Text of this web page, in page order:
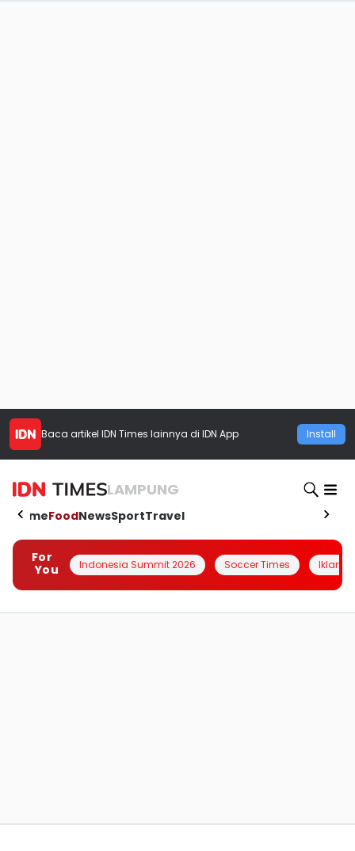
Baca artikel IDN Times lainnya di IDN App Install
LAMPUNG
HomeFoodNewsSportTravel
For
You
Indonesia Summit 2026 Soccer Times Iklanin